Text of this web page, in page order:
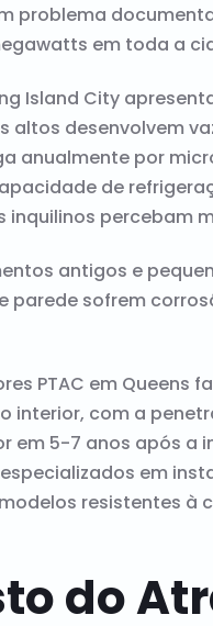
problema
em toda a
Island City
altos desenvolvem
anualmente por
de
inquilinos percebam
antigos e
parede sofrem
PTAC em Queens
interior, com a
5-7 anos após a
em
resistentes à
do